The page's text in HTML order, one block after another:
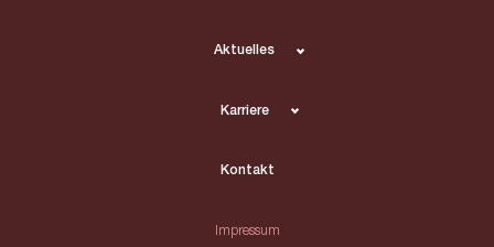
Aktuelles
Karriere
Kontakt
Impressum